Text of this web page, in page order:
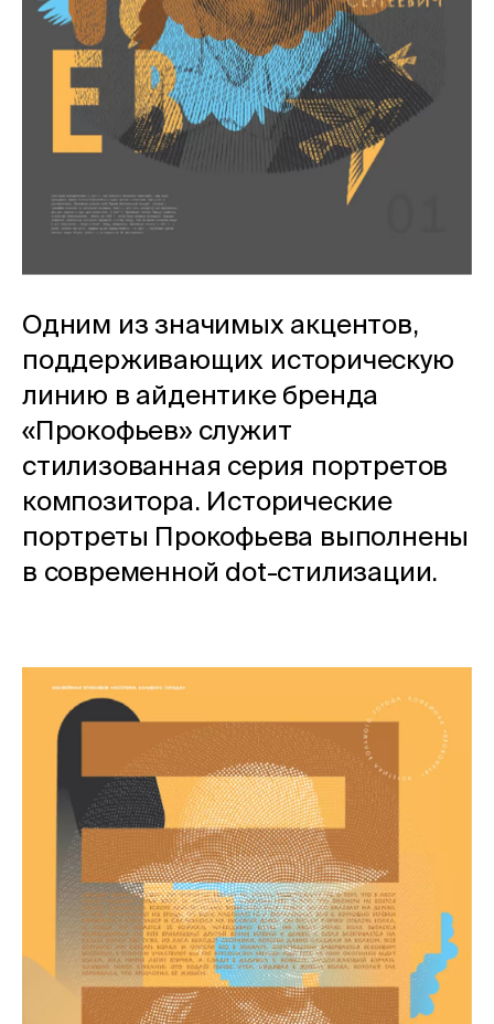
Одним из значимых акцентов,
поддерживающих историческую
линию в айдентике бренда
«Прокофьев» служит
стилизованная серия портретов
композитора. Исторические
портреты Прокофьева выполнены
в современной dot-стилизации.